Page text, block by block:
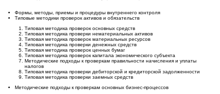
Формы, методы, приемы и процедуры внутреннего контроля
Типовые методики проверок активов и обязательств
Типовая методика проверок основных средств
Типовая методика проверки нематериальных активов
Типовая методика проверок материальных ресурсов
Типовая методика проверки денежных средств
Типовая методика проверок ценных бумаг
Типовая методика проверок капитала экономического субъекта
Методические подходы к проверкам правильности начисления и уплаты
налогов
Типовая методика проверки дебиторской и кредиторской задолженности
Типовая методика проверки заемных средств
Методические подходы к проверкам основных бизнес-процессов